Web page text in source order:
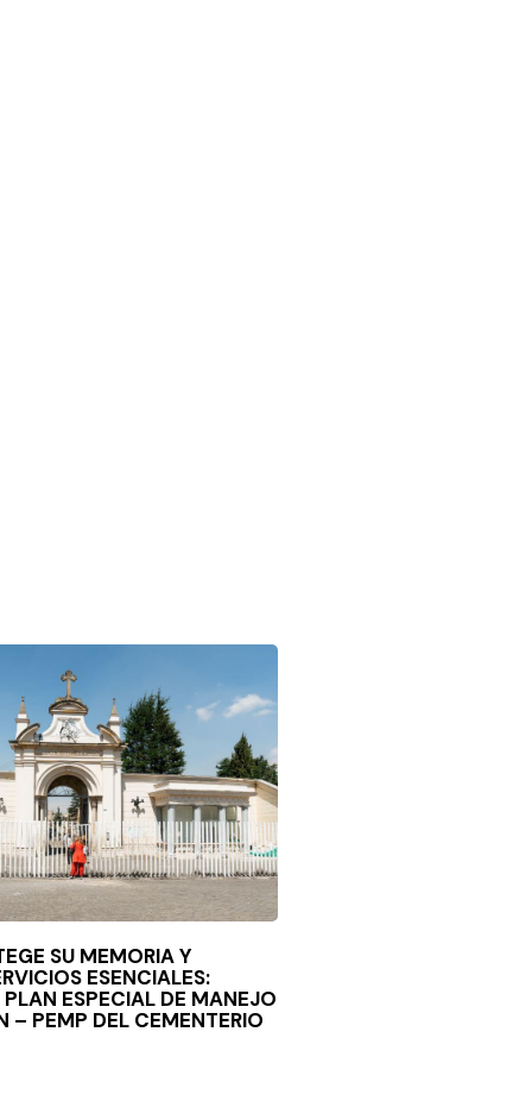
SU MEMORIA Y
ESENCIALES:
ESPECIAL DE MANEJO
– PEMP DEL CEMENTERIO